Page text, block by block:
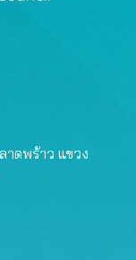
าดพร้าว แขวง